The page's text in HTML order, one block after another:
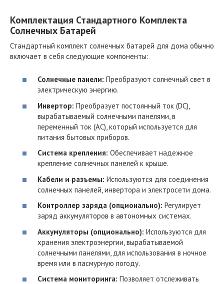
Комплектация Стандартного Комплекта
Солнечных Батарей
Стандартный комплект солнечных батарей для дома обычно
включает в себя следующие компоненты:
Солнечные панели: Преобразуют солнечный свет в
электрическую энергию.
Инвертор: Преобразует постоянный ток (DC),
вырабатываемый солнечными панелями, в
переменный ток (AC), который используется для
питания бытовых приборов.
Система крепления: Обеспечивает надежное
крепление солнечных панелей к крыше.
Кабели и разъемы: Используются для соединения
солнечных панелей, инвертора и электросети дома.
Контроллер заряда (опционально): Регулирует
заряд аккумуляторов в автономных системах.
Аккумуляторы (опционально): Используются для
хранения электроэнергии, вырабатываемой
солнечными панелями, для использования в ночное
время или в пасмурную погоду.
Система мониторинга: Позволяет отслеживать